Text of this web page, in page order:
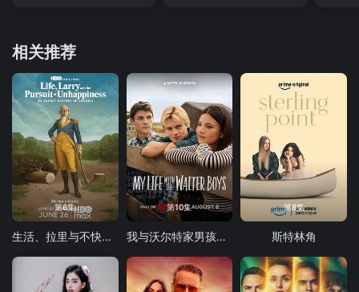
相关推荐
第6集
生活、拉里与不快乐的追求：一部美国史
第10集
我与沃尔特家男孩的生活 第三季
第8集
斯特林角